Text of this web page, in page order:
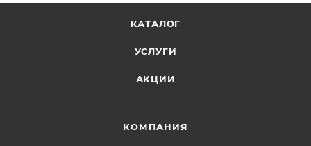
КАТАЛОГ
УСЛУГИ
АКЦИИ
КОМПАНИЯ